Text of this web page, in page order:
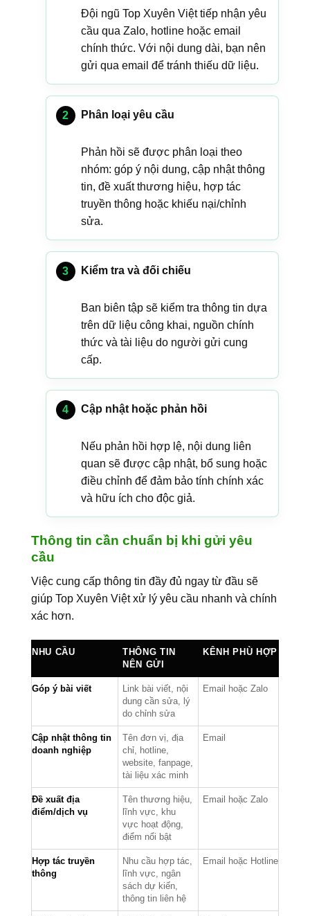
Đội ngũ Top Xuyên Việt tiếp nhận yêu
cầu qua Zalo, hotline hoặc email
chính thức. Với nội dung dài, bạn nên
gửi qua email để tránh thiếu dữ liệu.
Phân loại yêu cầu
Phản hồi sẽ được phân loại theo
nhóm: góp ý nội dung, cập nhật thông
tin, đề xuất thương hiệu, hợp tác
truyền thông hoặc khiếu nại/chỉnh
sửa.
Kiểm tra và đối chiếu
Ban biên tập sẽ kiểm tra thông tin dựa
trên dữ liệu công khai, nguồn chính
thức và tài liệu do người gửi cung
cấp.
Cập nhật hoặc phản hồi
Nếu phản hồi hợp lệ, nội dung liên
quan sẽ được cập nhật, bổ sung hoặc
điều chỉnh để đảm bảo tính chính xác
và hữu ích cho độc giả.
Thông tin cần chuẩn bị khi gửi yêu
cầu
Việc cung cấp thông tin đầy đủ ngay từ đầu sẽ
giúp Top Xuyên Việt xử lý yêu cầu nhanh và chính
xác hơn.
NHU CẦU
THÔNG TIN
NÊN GỬI
KÊNH PHÙ HỢP
Góp ý bài viết
Link bài viết, nội
dung cần sửa, lý
do chỉnh sửa
Email hoặc Zalo
Cập nhật thông tin
doanh nghiệp
Tên đơn vị, địa
chỉ, hotline,
website, fanpage,
tài liệu xác minh
Email
Đề xuất địa
điểm/dịch vụ
Tên thương hiệu,
lĩnh vực, khu
vực hoạt động,
điểm nổi bật
Email hoặc Zalo
Hợp tác truyền
thông
Nhu cầu hợp tác,
lĩnh vực, ngân
sách dự kiến,
thông tin liên hệ
Email hoặc Hotline